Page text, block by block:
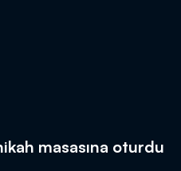
masasına oturdu